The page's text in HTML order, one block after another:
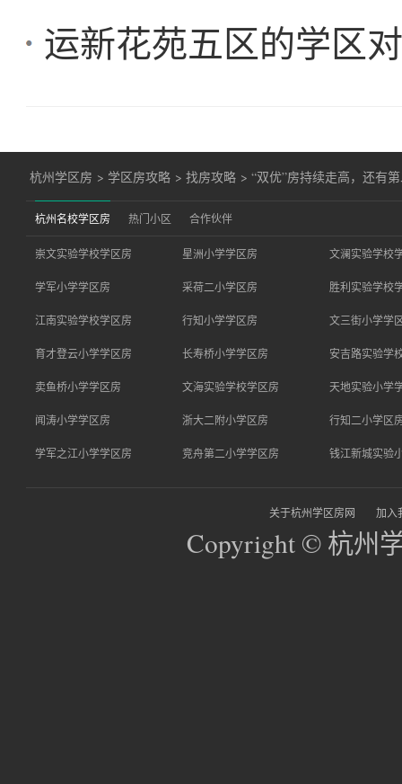
运新花苑五区的学区
杭州学区房 > 学区房攻略 >找房攻略 >“双优”房持续走高，还有
杭州名校学区房 热门小区 合作伙伴
崇文实验学校学区房 星洲小学学区房 文澜实验学校
学军小学学区房 采荷二小学区房 胜利实验学校
江南实验学校学区房 行知小学学区房 文三街小学学
育才登云小学学区房 长寿桥小学学区房 安吉路实验学
卖鱼桥小学学区房 文海实验学校学区房 天地实验小学
闻涛小学学区房 浙大二附小学区房 行知二小学区
学军之江小学学区房 竞舟第二小学学区房 钱江新城实验
关于杭州学区房网 加入
Copyright © 杭州